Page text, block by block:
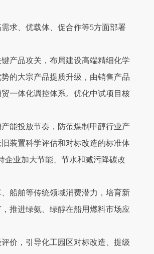
求、优载体、促合作等5方面部署
产品攻关，布局建设高端精细化学
的大宗产品提质升级，由销售产品
一体化调控体系。优化中试项目核
能投放节奏，防范煤制甲醇行业产
装置科学评估和对标改造的标准体
企业加大节能、节水和减污降碳改
船舶等传统领域消费潜力，培育新
推进绿氨、绿醇在船用燃料市场应
价，引导化工园区对标改造、提级